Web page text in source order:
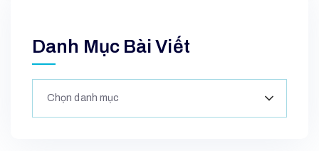
Danh Mục Bài Viết
Chọn danh mục